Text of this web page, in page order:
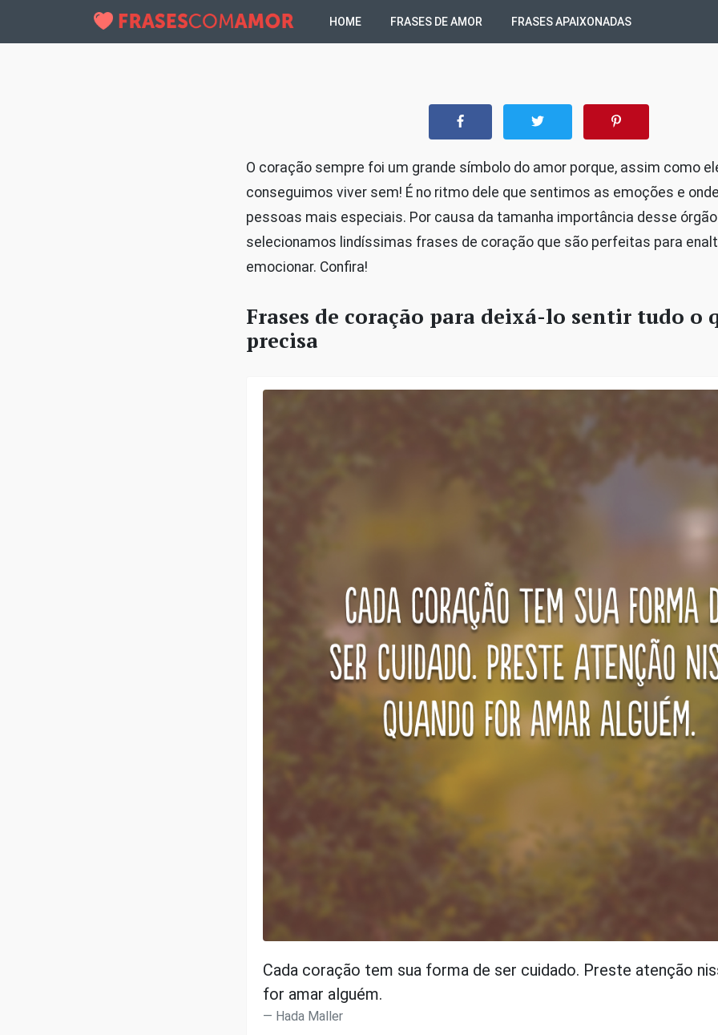
HOME FRASES DE AMOR FRASES APAIXONADAS
O coração sempre foi um grande símbolo do amor porque, assim como
conseguimos viver sem! É no ritmo dele que sentimos as emoções e
pessoas mais especiais. Por causa da tamanha importância desse
selecionamos lindíssimas frases de coração que são perfeitas para
emocionar. Confira!
Frases de coração para deixá-lo sentir tudo o
precisa
Cada coração tem sua forma de ser cuidado. Preste atenção
for amar alguém.
Hada Maller